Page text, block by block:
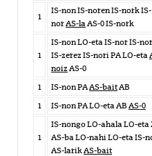
1
IS-non IS-noren IS-nork IS-
norAS-laAS-0 IS-nork
1
IS-non LO-eta IS-nor IS-
IS-zerez IS-nori PA LO-eta
noiz AS-0
1
IS-non PAAS-baitAB
1
IS-non PA LO-eta AB AS-0
1
IS-nongo LO-ahala LO-eta
AS-ba LO-nahi LO-eta IS-
AS-larikAS-bait